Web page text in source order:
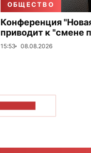
ОБЩЕСТВО
Конференция
приводит к "смене
15:53 08.08.2026